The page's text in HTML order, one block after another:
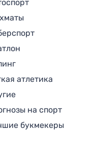
атлетика
на спорт
букмекеры